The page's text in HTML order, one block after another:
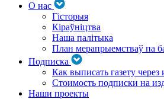
О нас
Гісторыя
Кіраўніцтва
Наша палітыка
План мерапрыемстваў па
Подписка
Как выписать газету через
Стоимость подписки на
Наши проекты